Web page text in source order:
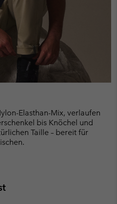
Elasthan-Mix, verlaufen
bis Knöchel und
Taille – bereit für